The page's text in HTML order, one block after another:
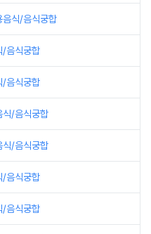
식/음식궁합
/음식궁합
/음식궁합
식/음식궁합
식/음식궁합
/음식궁합
/음식궁합